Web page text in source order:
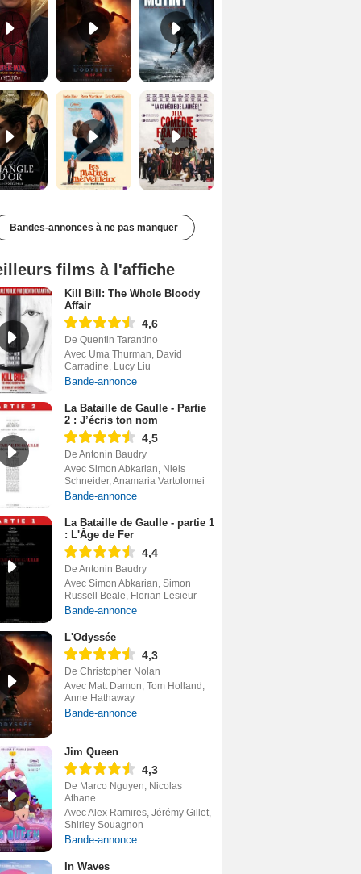
Les Matins merveilleux Bande-annonce VF De la Comédie-Française Teaser VF
Bandes-annonces à ne pas manquer
films à l'affiche
Kill Bill: The Whole Bloody
Affair
4,6
De Quentin Tarantino
Avec Uma Thurman, David
Carradine, Lucy Liu
Bande-annonce
La Bataille de Gaulle - Partie
2 : J’écris ton nom
4,5
De Antonin Baudry
Avec Simon Abkarian, Niels
Schneider, Anamaria Vartolomei
Bande-annonce
La Bataille de Gaulle - partie 1
: L'Âge de Fer
4,4
De Antonin Baudry
Avec Simon Abkarian, Simon
Russell Beale, Florian Lesieur
Bande-annonce
L'Odyssée
4,3
De Christopher Nolan
Avec Matt Damon, Tom Holland,
Anne Hathaway
Bande-annonce
Jim Queen
4,3
De Marco Nguyen, Nicolas
Athane
Avec Alex Ramires, Jérémy Gillet,
Shirley Souagnon
Bande-annonce
In Waves